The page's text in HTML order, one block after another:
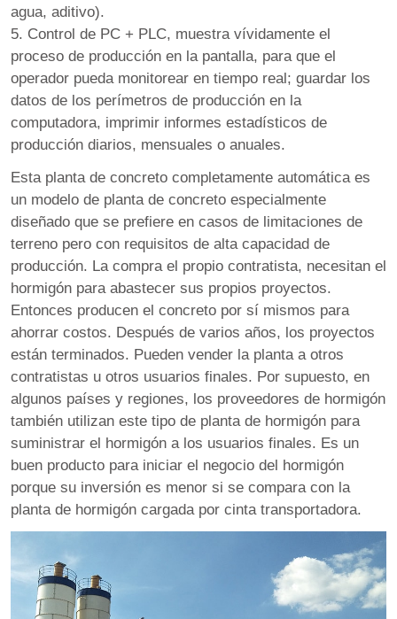
agua, aditivo).
5. Control de PC + PLC, muestra vívidamente el
proceso de producción en la pantalla, para que el
operador pueda monitorear en tiempo real; guardar los
datos de los perímetros de producción en la
computadora, imprimir informes estadísticos de
producción diarios, mensuales o anuales.
Esta planta de concreto completamente automática es
un modelo de planta de concreto especialmente
diseñado que se prefiere en casos de limitaciones de
terreno pero con requisitos de alta capacidad de
producción. La compra el propio contratista, necesitan el
hormigón para abastecer sus propios proyectos.
Entonces producen el concreto por sí mismos para
ahorrar costos. Después de varios años, los proyectos
están terminados. Pueden vender la planta a otros
contratistas u otros usuarios finales. Por supuesto, en
algunos países y regiones, los proveedores de hormigón
también utilizan este tipo de planta de hormigón para
suministrar el hormigón a los usuarios finales. Es un
buen producto para iniciar el negocio del hormigón
porque su inversión es menor si se compara con la
planta de hormigón cargada por cinta transportadora.